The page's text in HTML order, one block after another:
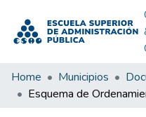
Home Municipios